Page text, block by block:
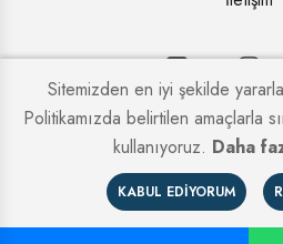
Copyright © 2026. Tüm hakları
Sitemizden en iyi şekilde
Politikamızda belirtilen amaçlarla
kullanıyoruz. Daha
KABUL EDIYORUM